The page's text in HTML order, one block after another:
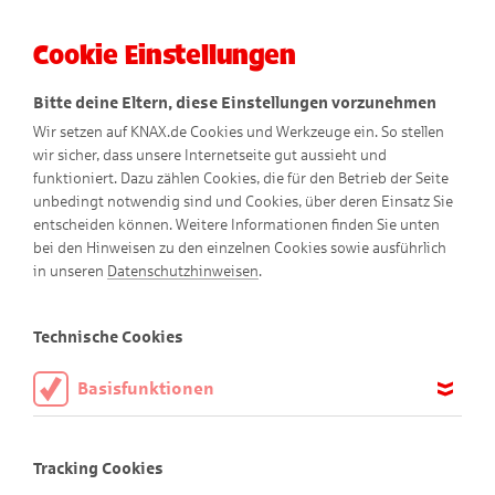
Abenteuer-Comics
Cookie Einstellungen
Bitte deine Eltern, diese Einstellungen vorzunehmen
Wir setzen auf KNAX.de Cookies und Werkzeuge ein. So stellen
wir sicher, dass unsere Internetseite gut aussieht und
funktioniert. Dazu zählen Cookies, die für den Betrieb der Seite
unbedingt notwendig sind und Cookies, über deren Einsatz Sie
entscheiden können. Weitere Informationen finden Sie unten
bei den Hinweisen zu den einzelnen Cookies sowie ausführlich
in unseren Datenschutzhinweisen.
Technische Cookies
Basisfunktionen
aktiviert sein.
Tracking Cookies